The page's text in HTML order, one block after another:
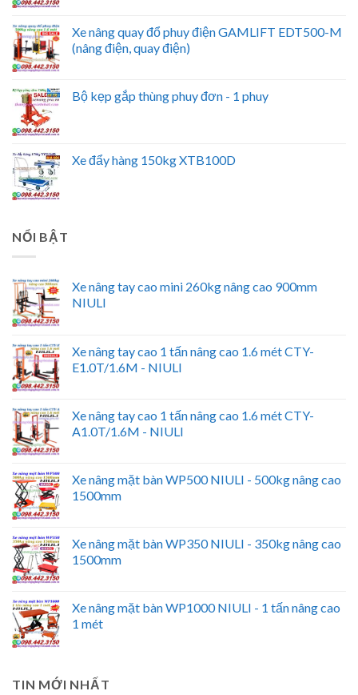
Xe nâng quay đổ phuy điện GAMLIFT EDT500-M
(nâng điện, quay điện)
Bộ kẹp gắp thùng phuy đơn - 1 phuy
Xe đẩy hàng 150kg XTB100D
NỔI BẬT
Xe nâng tay cao mini 260kg nâng cao 900mm
NIULI
Xe nâng tay cao 1 tấn nâng cao 1.6 mét CTY-
E1.0T/1.6M - NIULI
Xe nâng tay cao 1 tấn nâng cao 1.6 mét CTY-
A1.0T/1.6M - NIULI
Xe nâng mặt bàn WP500 NIULI - 500kg nâng cao
1500mm
Xe nâng mặt bàn WP350 NIULI - 350kg nâng cao
1500mm
Xe nâng mặt bàn WP1000 NIULI - 1 tấn nâng cao
1 mét
TIN MỚI NHẤT